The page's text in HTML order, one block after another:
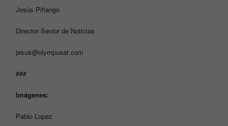
Jesús Piñango
Director Senior de Noticias
jesus@olympusat.com
###
Imágenes:
Pablo Lopez